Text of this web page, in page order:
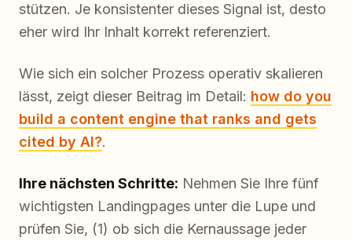
stützen. Je konsistenter dieses Signal ist, desto
eher wird Ihr Inhalt korrekt referenziert.
Wie sich ein solcher Prozess operativ skalieren
lässt, zeigt dieser Beitrag im Detail: how do you
build a content engine that ranks and gets
cited by AI?.
Ihre nächsten Schritte: Nehmen Sie Ihre fünf
wichtigsten Landingpages unter die Lupe und
prüfen Sie, (1) ob sich die Kernaussage jeder